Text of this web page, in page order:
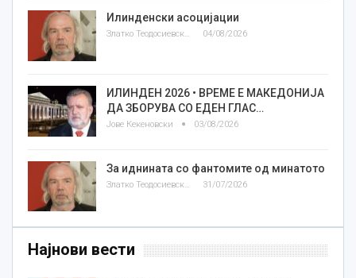
Илинденски асоцијации
Златко Теодосиевски 04/08/2026
ИЛИНДЕН 2026 • ВРЕМЕ Е МАКЕДОНИЈА
ДА ЗБОРУВА СО ЕДЕН ГЛАС…
Јове Кекеновски 03/08/2026
За иднината со фантомите од минатото
31/07/2026
Најнови вести